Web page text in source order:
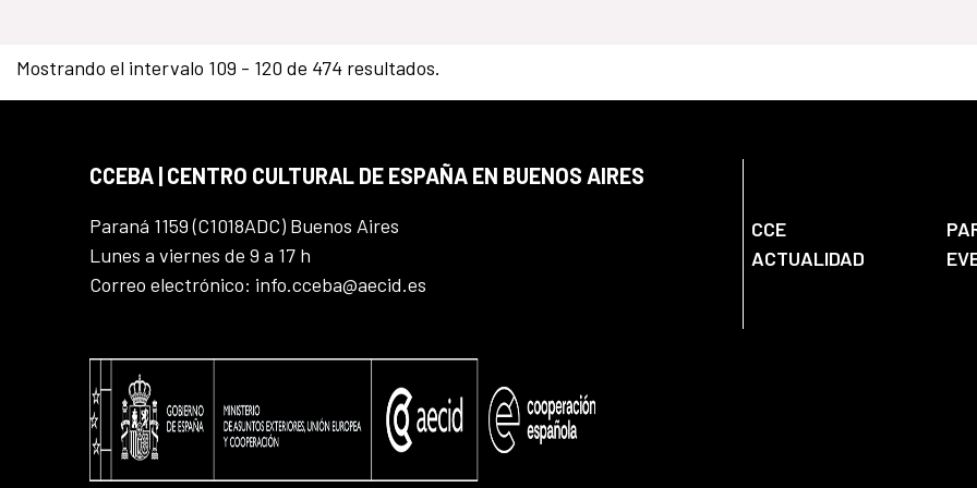
Mostrando el intervalo 109 - 120 de 474 resultados.
CCEBA | CENTRO CULTURAL DE ESPAÑA EN BUENOS AIRES
Paraná 1159 (C1018ADC) Buenos Aires
Lunes a viernes de 9 a 17 h
Correo electrónico: info.cceba@aecid.es
CCE
ACTUALIDAD